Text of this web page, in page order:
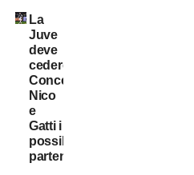
La
Juve
deve
cedere:
Conceição,
Nico
e
Gatti i
possibili
partenti